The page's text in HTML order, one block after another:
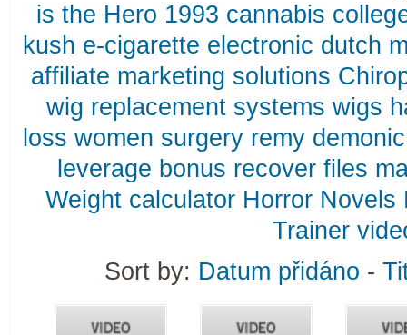
is the Hero 1993 cannabis
kush e-cigarette electronic dutch
affiliate marketing solutions
wig replacement systems wigs
loss women surgery remy demonic
leverage bonus recover files
Weight calculator Horror Novels
Trainer
Sort by: Datum přidáno -